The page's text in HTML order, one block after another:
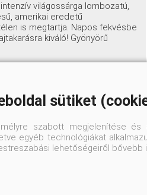
világossárga lombozatú,
amerikai eredetű
is megtartja. Napos fekvésbe
kiváló! Gyönyörű
30-40 cm
sütiket
szabott megjelenítése
egyéb technológiákat
lehetőségeiről bővebb